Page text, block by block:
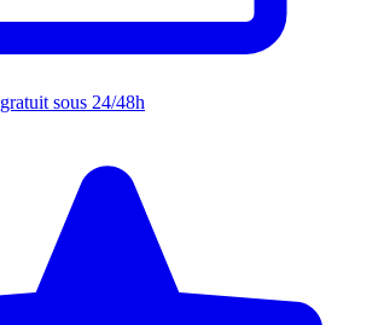
gratuit sous 24/48h